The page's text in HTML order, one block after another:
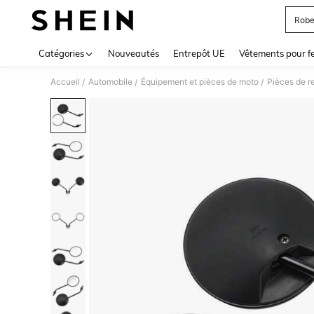
Catégories Nouveautés Entrepôt UE Vêtements pour
Accueil / Automobile / Équipement et pièces de moto / Pièces de